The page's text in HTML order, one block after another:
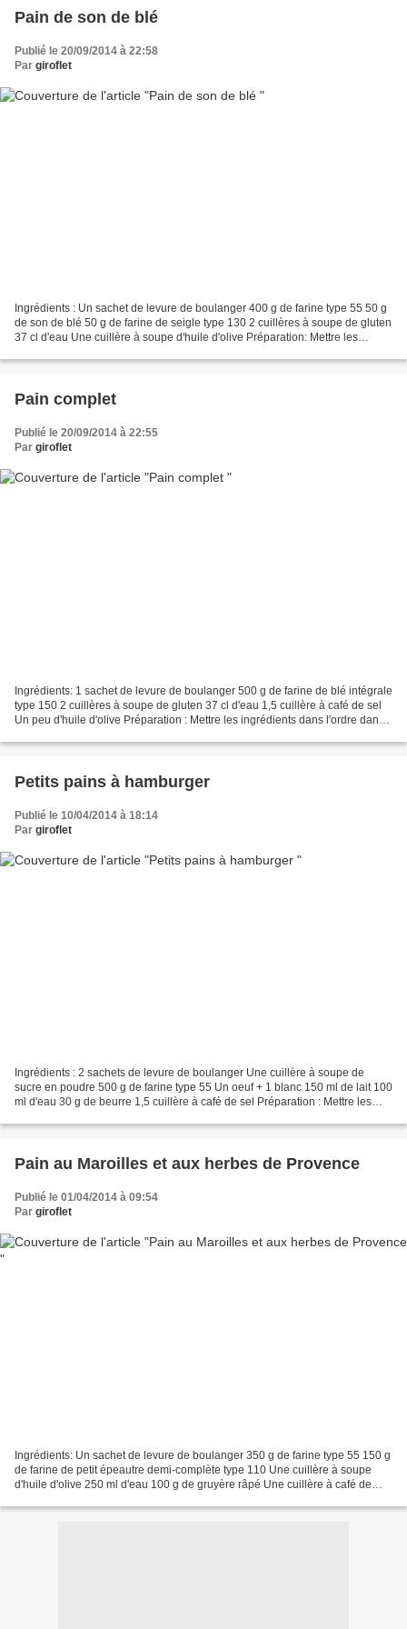
Pain de son de blé
Publié le 20/09/2014 à 22:58
Par giroflet
Ingrédients : Un sachet de levure de boulanger 400 g de farine type 55 50 g
de son de blé 50 g de farine de seigle type 130 2 cuillères à soupe de gluten
37 cl d'eau Une cuillère à soupe d'huile d'olive Préparation: Mettre les
Pain complet
Publié le 20/09/2014 à 22:55
Par giroflet
Ingrédients: 1 sachet de levure de boulanger 500 g de farine de blé intégrale
type 150 2 cuillères à soupe de gluten 37 cl d'eau 1,5 cuillère à café de sel
Un peu d'huile d'olive Préparation : Mettre les ingrédients dans l'ordre dans
Petits pains à hamburger
Publié le 10/04/2014 à 18:14
Par giroflet
Ingrédients : 2 sachets de levure de boulanger Une cuillère à soupe de
sucre en poudre 500 g de farine type 55 Un oeuf + 1 blanc 150 ml de lait 100
ml d'eau 30 g de beurre 1,5 cuillère à café de sel Préparation : Mettre les
Pain au Maroilles et aux herbes de Provence
Publié le 01/04/2014 à 09:54
Par giroflet
Ingrédients: Un sachet de levure de boulanger 350 g de farine type 55 150 g
de farine de petit épeautre demi-complète type 110 Une cuillère à soupe
d'huile d'olive 250 ml d'eau 100 g de gruyère râpé Une cuillère à café de